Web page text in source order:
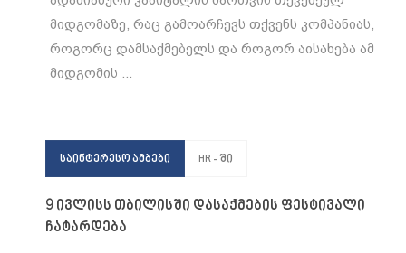
მიდგომაზე, რაც გამოარჩევს თქვენს კომპანიას,
როგორც დამსაქმებელს და როგორ აისახება ამ
მიდგომის ...
საინტერესო ამბები HR - ში
9 ივლისს თბილისში დასაქმების ფესტივალი
ჩატარდება